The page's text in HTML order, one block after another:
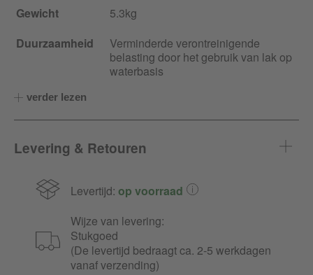
Gewicht
5.3kg
Duurzaamheid
Verminderde verontreinigende
belasting door het gebruik van lak op
waterbasis
verder lezen
Levering & Retouren
Levertijd: op voorraad
Wijze van levering:
Stukgoed
(De levertijd bedraagt ca. 2-5 werkdagen
vanaf verzending)